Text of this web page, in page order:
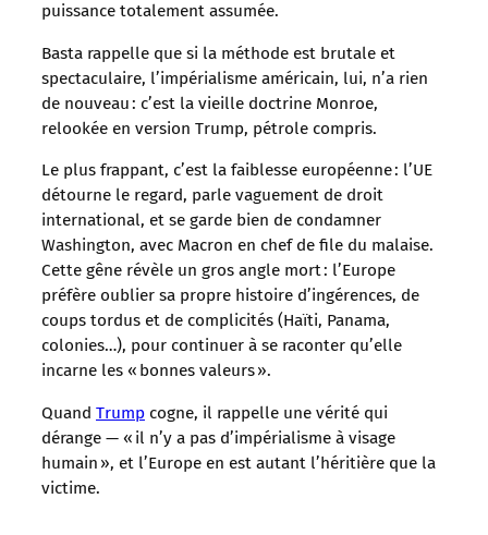
puissance totalement assumée.
Basta rappelle que si la méthode est brutale et
spectaculaire, l’impérialisme américain, lui, n’a rien
de nouveau : c’est la vieille doctrine Monroe,
relookée en version Trump, pétrole compris.
Le plus frappant, c’est la faiblesse européenne : l’UE
détourne le regard, parle vaguement de droit
international, et se garde bien de condamner
Washington, avec Macron en chef de file du malaise.
Cette gêne révèle un gros angle mort : l’Europe
préfère oublier sa propre histoire d’ingérences, de
coups tordus et de complicités (Haïti, Panama,
colonies…), pour continuer à se raconter qu’elle
incarne les « bonnes valeurs ».
Quand Trump cogne, il rappelle une vérité qui
dérange — « il n’y a pas d’impérialisme à visage
humain », et l’Europe en est autant l’héritière que la
victime.